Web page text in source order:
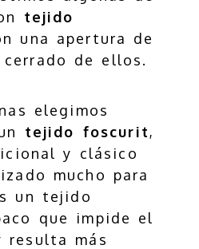
tejido
una apertura de
cerrado de ellos.
elegimos
tejido foscurit,
y clásico
mucho para
un tejido
que impide el
resulta más